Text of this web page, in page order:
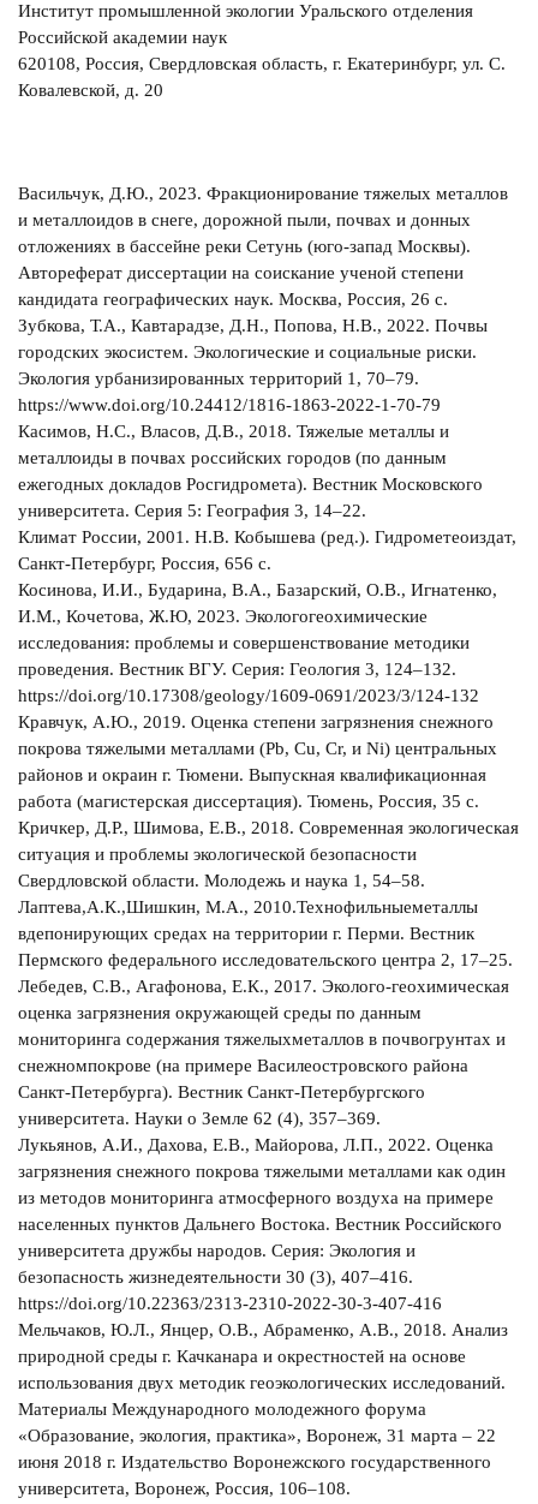
Институт промышленной экологии Уральского отделения
Российской академии наук
620108, Россия, Свердловская область, г. Екатеринбург, ул. С.
Ковалевской, д. 20
Васильчук, Д.Ю., 2023. Фракционирование тяжелых металлов
и металлоидов в снеге, дорожной пыли, почвах и донных
отложениях в бассейне реки Сетунь (юго-запад Москвы).
Автореферат диссертации на соискание ученой степени
кандидата географических наук. Москва, Россия, 26 с.
Зубкова, Т.А., Кавтарадзе, Д.Н., Попова, Н.В., 2022. Почвы
городских экосистем. Экологические и социальные риски.
Экология урбанизированных территорий 1, 70–79.
https://www.doi.org/10.24412/1816-1863-2022-1-70-79
Касимов, Н.С., Власов, Д.В., 2018. Тяжелые металлы и
металлоиды в почвах российских городов (по данным
ежегодных докладов Росгидромета). Вестник Московского
университета. Серия 5: География 3, 14–22.
Климат России, 2001. Н.В. Кобышева (ред.). Гидрометеоиздат,
Санкт-Петербург, Россия, 656 с.
Косинова, И.И., Бударина, В.А., Базарский, О.В., Игнатенко,
И.М., Кочетова, Ж.Ю, 2023. Экологогеохимические
исследования: проблемы и совершенствование методики
проведения. Вестник ВГУ. Серия: Геология 3, 124–132.
https://doi.org/10.17308/geology/1609-0691/2023/3/124-132
Кравчук, А.Ю., 2019. Оценка степени загрязнения снежного
покрова тяжелыми металлами (Pb, Cu, Cr, и Ni) центральных
районов и окраин г. Тюмени. Выпускная квалификационная
работа (магистерская диссертация). Тюмень, Россия, 35 с.
Кричкер, Д.Р., Шимова, Е.В., 2018. Современная экологическая
ситуация и проблемы экологической безопасности
Свердловской области. Молодежь и наука 1, 54–58.
Лаптева,А.К.,Шишкин, М.А., 2010.Технофильныеметаллы
вдепонирующих средах на территории г. Перми. Вестник
Пермского федерального исследовательского центра 2, 17–25.
Лебедев, С.В., Агафонова, Е.К., 2017. Эколого-геохимическая
оценка загрязнения окружающей среды по данным
мониторинга содержания тяжелыхметаллов в почвогрунтах и
снежномпокрове (на примере Василеостровского района
Санкт-Петербурга). Вестник Санкт-Петербургского
университета. Науки о Земле 62 (4), 357–369.
Лукьянов, А.И., Дахова, Е.В., Майорова, Л.П., 2022. Оценка
загрязнения снежного покрова тяжелыми металлами как один
из методов мониторинга атмосферного воздуха на примере
населенных пунктов Дальнего Востока. Вестник Российского
университета дружбы народов. Серия: Экология и
безопасность жизнедеятельности 30 (3), 407–416.
https://doi.org/10.22363/2313-2310-2022-30-3-407-416
Мельчаков, Ю.Л., Янцер, О.В., Абраменко, А.В., 2018. Анализ
природной среды г. Качканара и окрестностей на основе
использования двух методик геоэкологических исследований.
Материалы Международного молодежного форума
«Образование, экология, практика», Воронеж, 31 марта – 22
июня 2018 г. Издательство Воронежского государственного
университета, Воронеж, Россия, 106–108.